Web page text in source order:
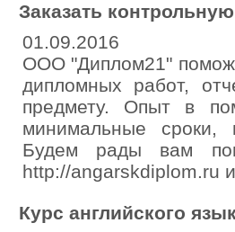
Заказать
01.09.2016
ООО "Диплом21"
дипломных работ,
предмету. Опыт в
минимальные сроки,
Будем рады вам
http://angarskdiplom.ru
Курс английского